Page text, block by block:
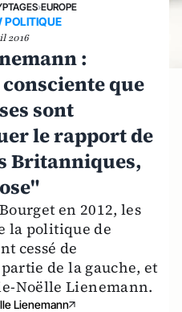
›EUROPE
POLITIQUE
2016
:
que
sont
le rapport de
Britanniques,
en 2012, les
la politique de
cessé de
de la gauche, et
Noëlle Lienemann.
Lienemann